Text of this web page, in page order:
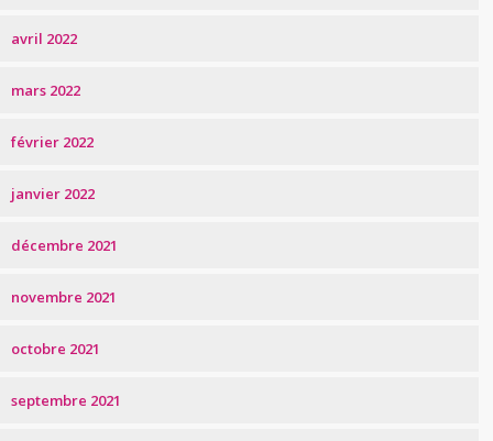
avril 2022
mars 2022
février 2022
janvier 2022
décembre 2021
novembre 2021
octobre 2021
septembre 2021